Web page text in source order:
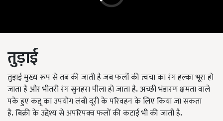
तुड़ाई
तुड़ाईमुख्य रूप से तब की जाती है जब फलों की त्वचा का रंग हल्का भूरा हो
जाता है और भीतरी रंग सुनहरा पीला हो जाता है.अच्छी भंडारण क्षमता वाले
पके हुए कद्दू का उपयोग लंबी दूरी के परिवहन के लिए किया जा सकता
है.बिक्री के उद्देश्य से अपरिपक्व फलों की कटाई भी की जाती है.